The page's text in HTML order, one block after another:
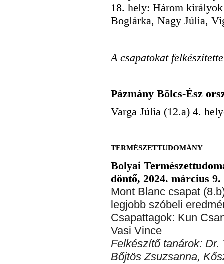
18. hely: Három
Boglárka, Nagy Júlia,
A csapatokat
Pázmány Bölcs-Ész
Varga Júlia (12.a) 4.
TERMÉSZETTUDOMÁNY
Bolyai
döntő, 2024. március 9.
Mont Blanc csapat
legjobb szóbeli
Csapattagok: Kun
Vasi Vince
Felkészítő tanárok: Dr.
Bőjtös Zsuzsanna,